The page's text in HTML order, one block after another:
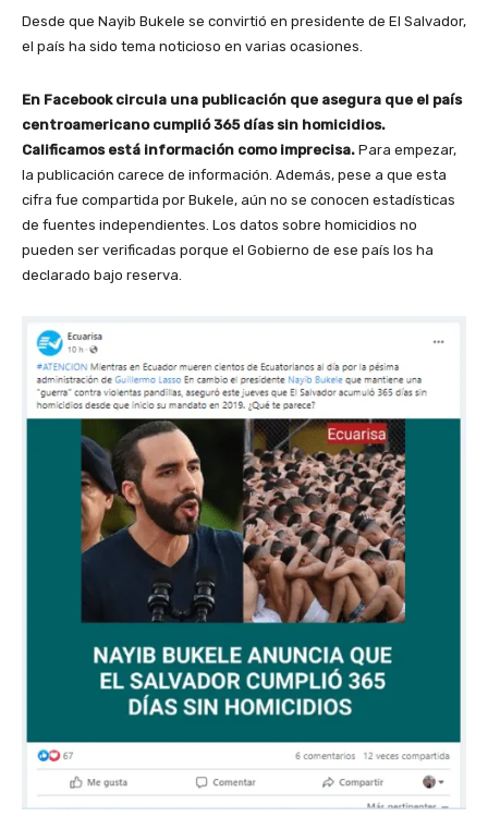
Desde que Nayib Bukele se convirtió en presidente de El Salvador,
el país ha sido tema noticioso en varias ocasiones.
En Facebook circula una publicación que asegura que el país
centroamericano cumplió 365 días sin homicidios.
Calificamos está información como imprecisa. Para empezar,
la publicación carece de información. Además, pese a que esta
cifra fue compartida por Bukele, aún no se conocen estadísticas
de fuentes independientes. Los datos sobre homicidios no
pueden ser verificadas porque el Gobierno de ese país los ha
declarado bajo reserva.